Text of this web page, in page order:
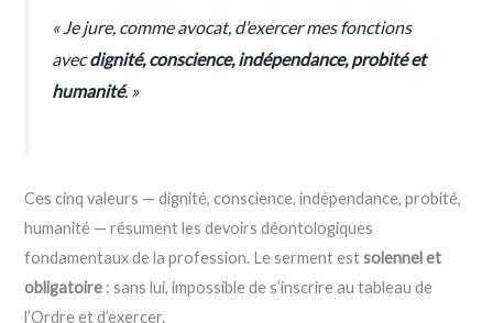
« Je jure, comme avocat, d’exercer mes fonctions
avecdignité, conscience, indépendance, probité et
humanité. »
Ces cinq valeurs — dignité, conscience, indépendance, probité,
humanité — résument les devoirs déontologiques
fondamentaux de la profession. Le serment estsolennel et
obligatoire : sans lui, impossible de s’inscrire au tableau de
l’Ordre et d’exercer.